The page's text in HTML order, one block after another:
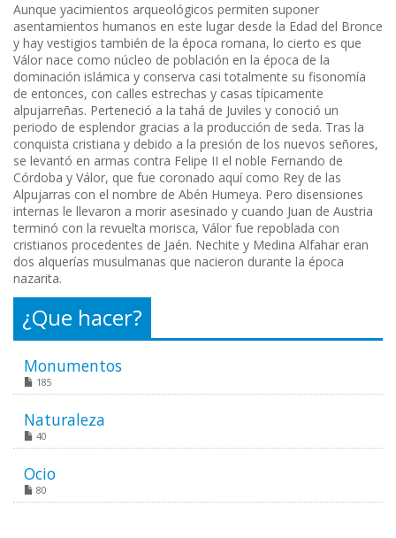
Aunque yacimientos arqueológicos permiten suponer
asentamientos humanos en este lugar desde la Edad del Bronce
y hay vestigios también de la época romana, lo cierto es que
Válor nace como núcleo de población en la época de la
dominación islámica y conserva casi totalmente su fisonomía
de entonces, con calles estrechas y casas típicamente
alpujarreñas. Perteneció a la tahá de Juviles y conoció un
periodo de esplendor gracias a la producción de seda. Tras la
conquista cristiana y debido a la presión de los nuevos señores,
se levantó en armas contra Felipe II el noble Fernando de
Córdoba y Válor, que fue coronado aquí como Rey de las
Alpujarras con el nombre de Abén Humeya. Pero disensiones
internas le llevaron a morir asesinado y cuando Juan de Austria
terminó con la revuelta morisca, Válor fue repoblada con
cristianos procedentes de Jaén. Nechite y Medina Alfahar eran
dos alquerías musulmanas que nacieron durante la época
nazarita.
¿Que hacer?
Monumentos
185
Naturaleza
40
Ocio
80